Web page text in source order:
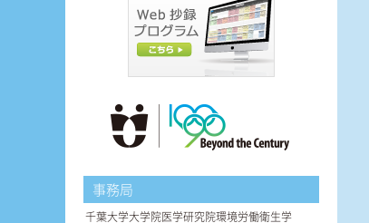
事務局
千葉大学大学院医学研究院環境労働衛生学